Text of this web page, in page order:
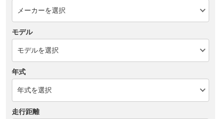
モデル
年式
走行距離